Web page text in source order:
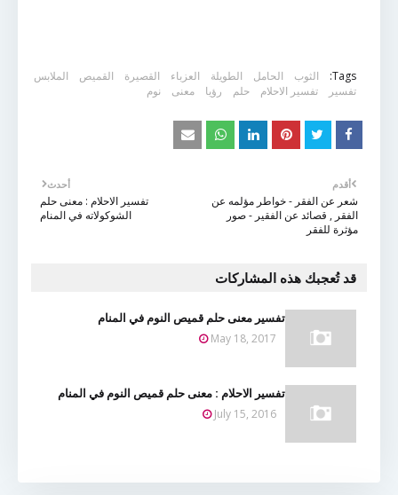
Tags: الثوب الحامل الطويلة العزباء القصيرة القميص
الملابس
تفسير
تفسير الاحلام حلم رؤيا معنى نوم
أحدث
تفسير الاحلام : معنى حلم
الشوكولاته في المنام
أقدم
شعر عن الفقر - خواطر مؤلمه عن
الفقر , قصائد عن الفقير - صور
مؤثرة للفقر
قد تُعجبك هذه المشاركات
تفسير معنى حلم قميص النوم في المنام
May 18, 2017
تفسير الاحلام : معنى حلم قميص النوم في المنام
July 15, 2016